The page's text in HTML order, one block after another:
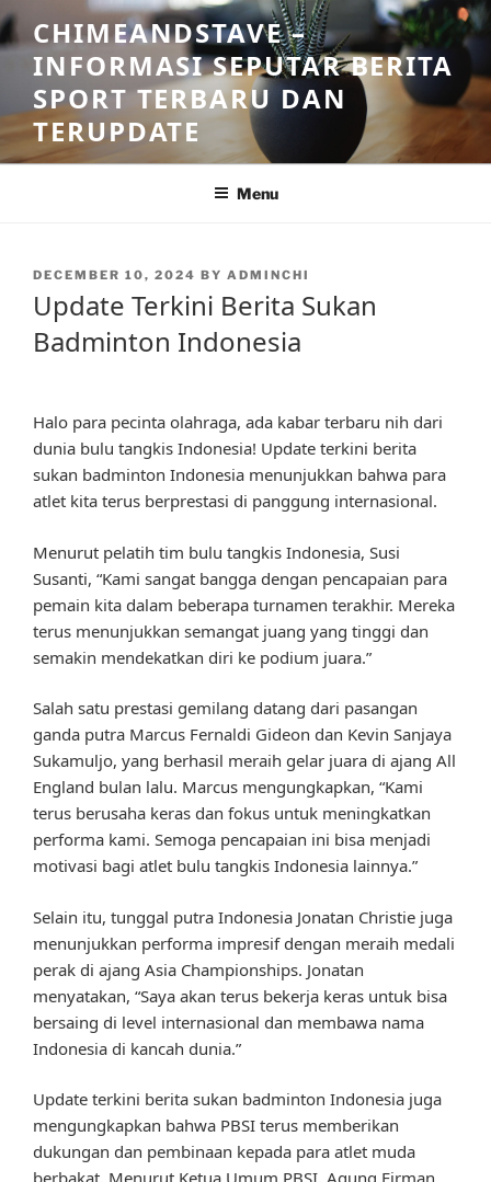
Skip
to
content
CHIMEANDSTAVE –
INFORMASI SEPUTAR BERITA
SPORT TERBARU DAN
TERUPDATE
Menu
POSTED
DECEMBER 10, 2024 BY ADMINCHI
Update Terkini Berita Sukan
Badminton Indonesia
Halo para pecinta olahraga, ada kabar terbaru nih dari
dunia bulu tangkis Indonesia! Update terkini berita
sukan badminton Indonesia menunjukkan bahwa para
atlet kita terus berprestasi di panggung internasional.
Menurut pelatih tim bulu tangkis Indonesia, Susi
Susanti, “Kami sangat bangga dengan pencapaian para
pemain kita dalam beberapa turnamen terakhir. Mereka
terus menunjukkan semangat juang yang tinggi dan
semakin mendekatkan diri ke podium juara.”
Salah satu prestasi gemilang datang dari pasangan
ganda putra Marcus Fernaldi Gideon dan Kevin Sanjaya
Sukamuljo, yang berhasil meraih gelar juara di ajang All
England bulan lalu. Marcus mengungkapkan, “Kami
terus berusaha keras dan fokus untuk meningkatkan
performa kami. Semoga pencapaian ini bisa menjadi
motivasi bagi atlet bulu tangkis Indonesia lainnya.”
Selain itu, tunggal putra Indonesia Jonatan Christie juga
menunjukkan performa impresif dengan meraih medali
perak di ajang Asia Championships. Jonatan
menyatakan, “Saya akan terus bekerja keras untuk bisa
bersaing di level internasional dan membawa nama
Indonesia di kancah dunia.”
Update terkini berita sukan badminton Indonesia juga
mengungkapkan bahwa PBSI terus memberikan
dukungan dan pembinaan kepada para atlet muda